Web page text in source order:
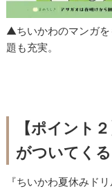
▲ちいかわのマンガ
題も充実。
【ポイント
がついてくる
『ちいかわ夏休みド